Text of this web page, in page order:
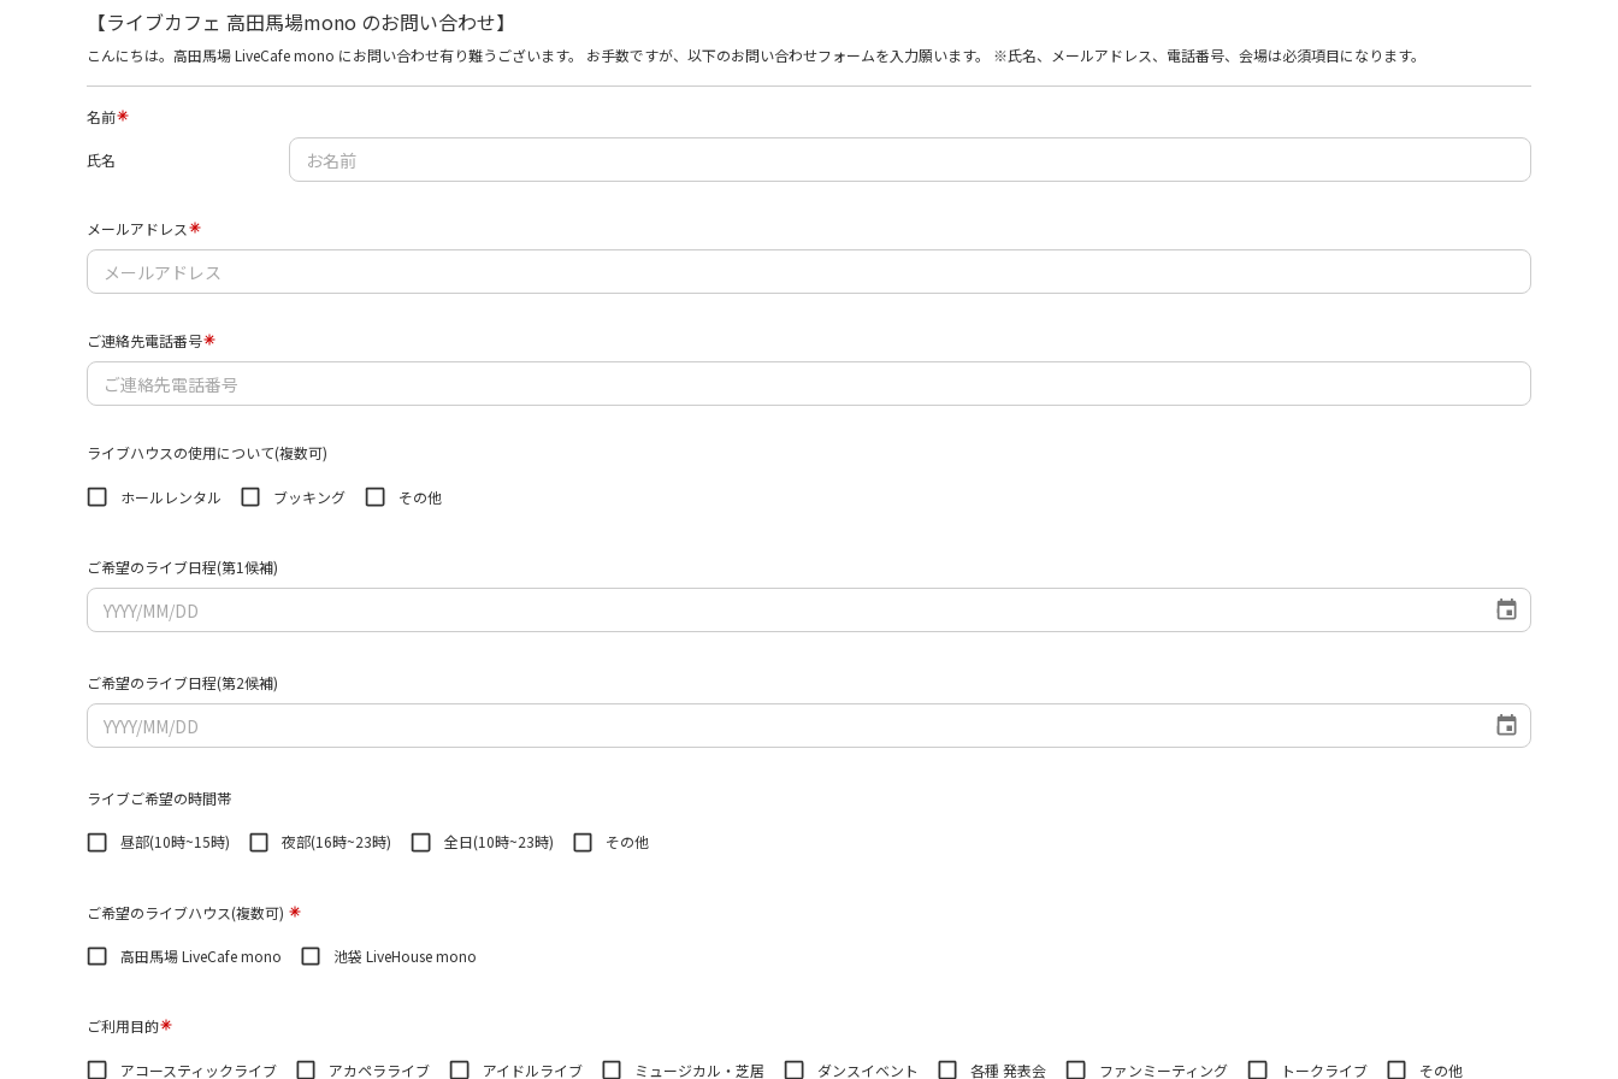
【ライブカフェ 高田馬場mono のお問い合わせ】
こんにちは。高田馬場 LiveCafe mono にお問い合わせ有り難うございます。 お手数ですが、以下のお問い合わせフォームを入力願います。 ※氏名、メールアドレス、電話番号、会場は必須項目になります。
名前
氏名
メールアドレス
ご連絡先電話番号
ライブハウスの使用について(複数可)
ホールレンタル ブッキング その他
ご希望のライブ日程(第1候補)
ご希望のライブ日程(第2候補)
ライブご希望の時間帯
昼部(10時~15時) 夜部(16時~23時) 全日(10時~23時) その他
ご希望のライブハウス(複数可)
高田馬場 LiveCafe mono 池袋 LiveHouse mono
ご利用目的
アコースティックライブ アカペラライブ アイドルライブ ミュージカル・芝居 ダンスイベント 各種 発表会 ファンミーティング トークライブ その他